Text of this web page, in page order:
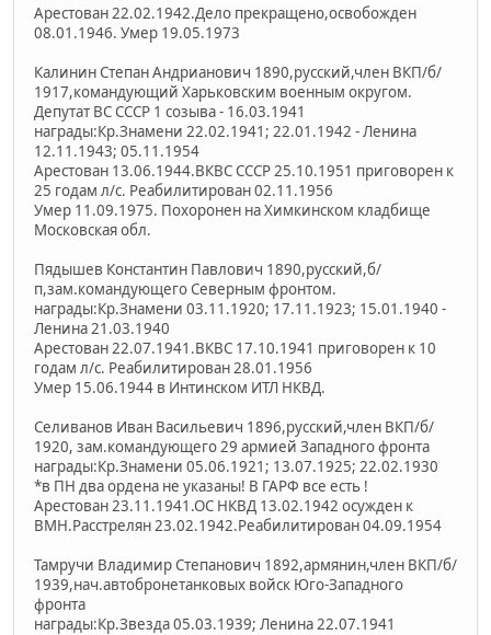
Арестован 22.02.1942.Дело прекращено,освобожден
08.01.1946. Умер 19.05.1973
Калинин Степан Андрианович 1890,русский,член ВКП/б/
1917,командующий Харьковским военным округом.
Депутат ВС СССР 1 созыва - 16.03.1941
награды:Кр.Знамени 22.02.1941; 22.01.1942 - Ленина
12.11.1943; 05.11.1954
Арестован 13.06.1944.ВКВС СССР 25.10.1951 приговорен к
25 годам л/с. Реабилитирован 02.11.1956
Умер 11.09.1975. Похоронен на Химкинском кладбище
Московская обл.
Пядышев Константин Павлович 1890,русский,б/
п,зам.командующего Северным фронтом.
награды:Кр.Знамени 03.11.1920; 17.11.1923; 15.01.1940 -
Ленина 21.03.1940
Арестован 22.07.1941.ВКВС 17.10.1941 приговорен к 10
годам л/с. Реабилитирован 28.01.1956
Умер 15.06.1944 в Интинском ИТЛ НКВД.
Селиванов Иван Васильевич 1896,русский,член ВКП/б/
1920, зам.командующего 29 армией Западного фронта
награды:Кр.Знамени 05.06.1921; 13.07.1925; 22.02.1930
*в ПН два ордена не указаны! В ГАРФ все есть !
Арестован 23.11.1941.ОС НКВД 13.02.1942 осужден к
ВМН.Расстрелян 23.02.1942.Реабилитирован 04.09.1954
Тамручи Владимир Степанович 1892,армянин,член ВКП/б/
1939,нач.автобронетанковых войск Юго-Западного
фронта
награды:Кр.Звезда 05.03.1939; Ленина 22.07.1941